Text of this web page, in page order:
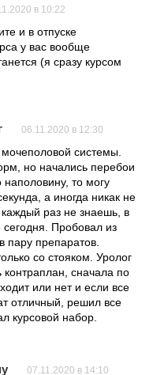
в 10:22
и в отпуске
у вас вообще
(я сразу курсом
06.11.2020 в 12:30
системы.
но начались перебои
наполовину, то могу
а иногда никак не
раз не знаешь, в
Пробовал из
пару препаратов.
со стояком. Уролог
контраплан, сначала по
или нет и если все
отличный, решил все
курсовой набор.
07.11.2020 в 14:10